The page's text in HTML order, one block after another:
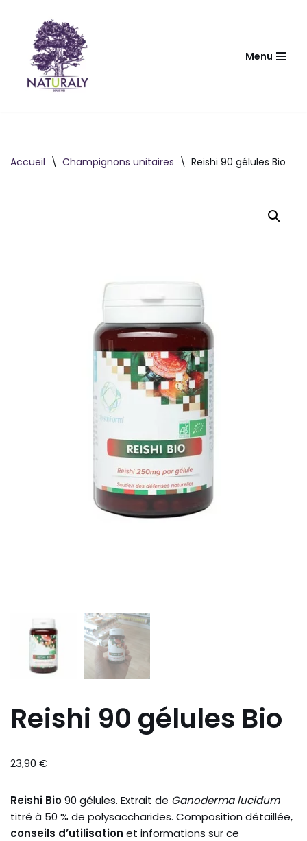
contenu
Menu
Accueil \ Champignons unitaires \ Reishi 90 gélules Bio
Reishi 90 gélules Bio
23,90 €
Reishi Bio90 gélules. Extrait de Ganoderma lucidum
titré à 50 % de polysaccharides. Composition détaillée,
conseils d’utilisation et informations sur ce